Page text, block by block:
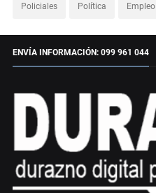
Policiales Política Empleo
ENVÍA INFORMACIÓN: 099 961 044